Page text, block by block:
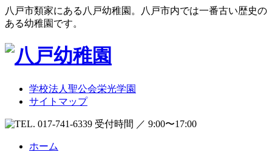
八戸市類家にある八戸幼稚園。八戸市内では一番古い歴史の
ある幼稚園です。
学校法人聖公会栄光学園
サイトマップ
受付時間 ／ 9:00〜17:00
ホーム